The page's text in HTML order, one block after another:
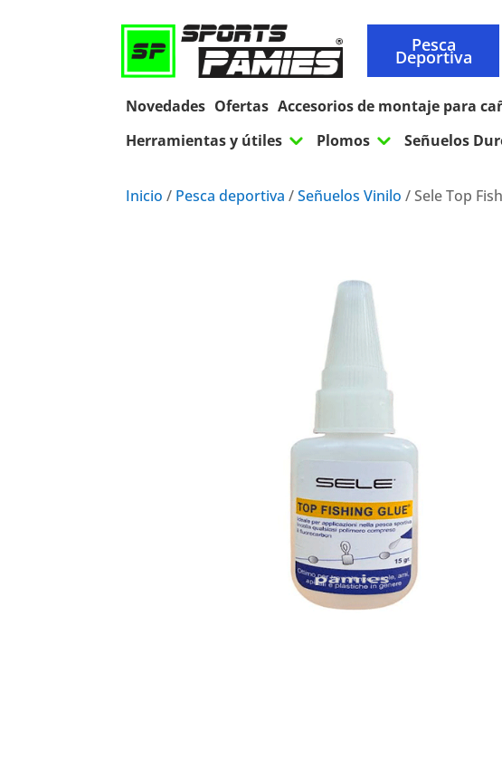
Pesca
Deportiva
Novedades Ofertas Accesorios de montaje para
Herramientas y útiles 3 Plomos 3 Señuelos
Inicio / Pesca deportiva /Señuelos Vinilo / Sele Top